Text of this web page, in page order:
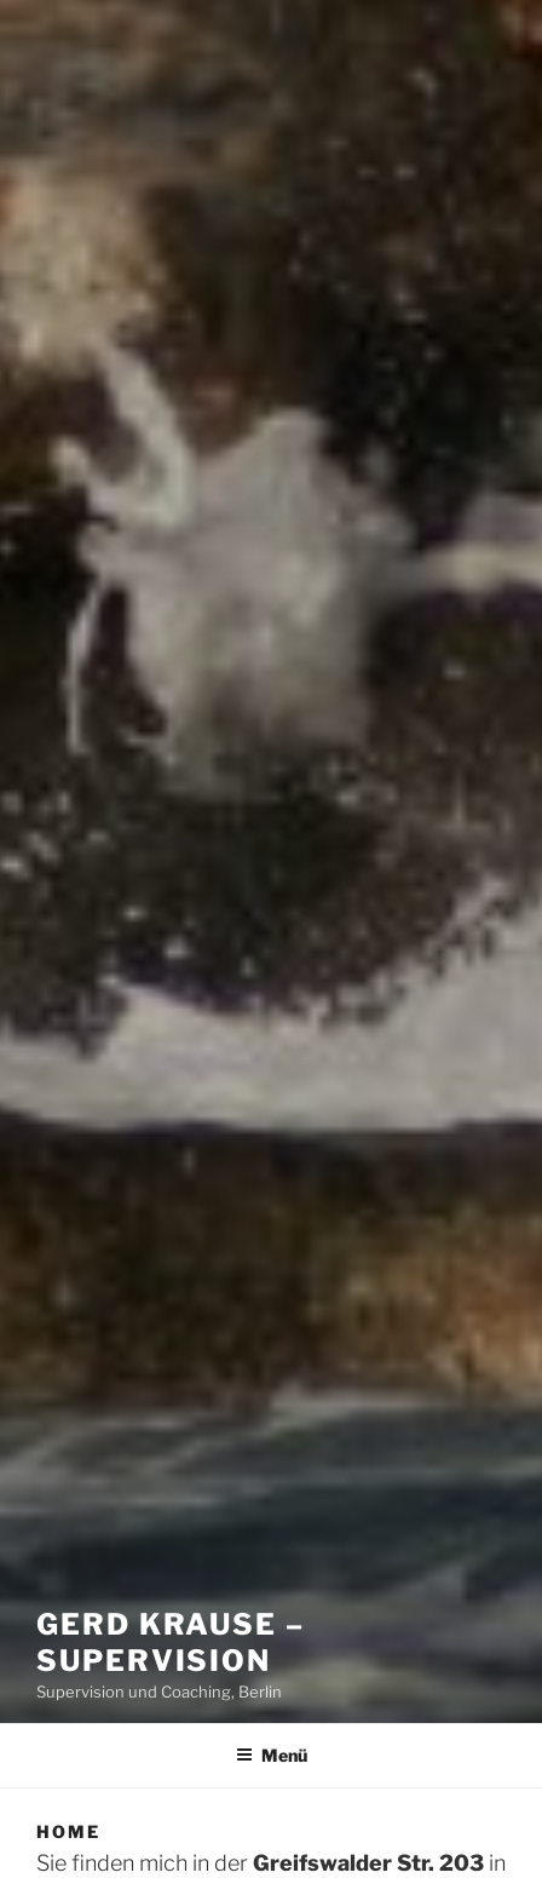
GERD KRAUSE –
SUPERVISION
Supervision und Coaching, Berlin
Menü
HOME
Sie finden mich in derGreifswalder Str. 203 in